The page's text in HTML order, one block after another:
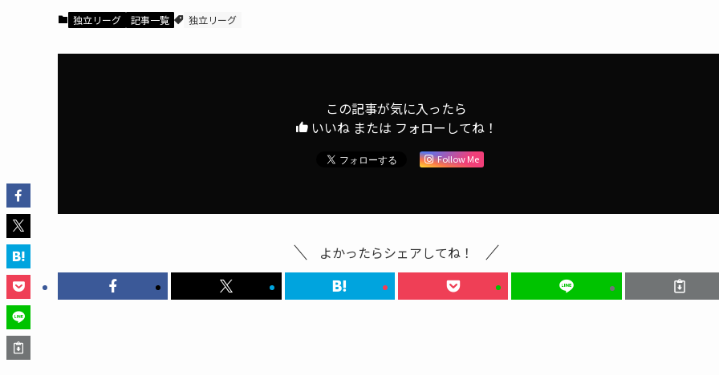
独立リーグ 記事一覧 独立リーグ
この記事が気に入ったら
いいね または フォローしてね！
Follow Me
よかったらシェアしてね！